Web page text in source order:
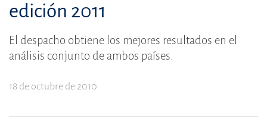
edición 2011
El despacho obtiene los mejores resultados en el
análisis conjunto de ambos países.
18 de octubre de 2010